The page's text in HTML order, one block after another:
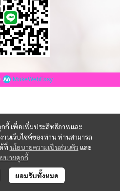
กกี้ เพื่อเพิ่มประสิทธิภาพและ
นเว็บไซต์ของท่าน ท่านสามารถ
ที่ นโยบายความเป็นส่วนตัว และ
บายคุกกี้
ยอมรับทั้งหมด
MakeWebEasy